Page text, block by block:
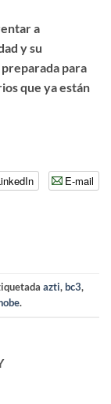
a
y su
para
que ya están
E-mail
azti,bc3,
.